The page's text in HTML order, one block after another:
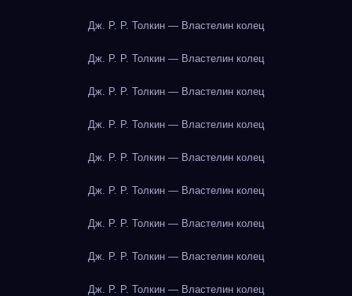
Дж. Р. Р. Толкин — Властелин колец
Дж. Р. Р. Толкин — Властелин колец
Дж. Р. Р. Толкин — Властелин колец
Дж. Р. Р. Толкин — Властелин колец
Дж. Р. Р. Толкин — Властелин колец
Дж. Р. Р. Толкин — Властелин колец
Дж. Р. Р. Толкин — Властелин колец
Дж. Р. Р. Толкин — Властелин колец
Дж. Р. Р. Толкин — Властелин колец